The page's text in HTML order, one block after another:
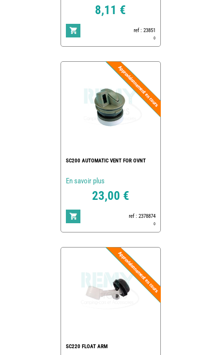
8,11 €
ref : 23851
0
SC200 AUTOMATIC VENT FOR OVNT
En savoir plus
23,00 €
ref : 2378874
0
SC220 FLOAT ARM